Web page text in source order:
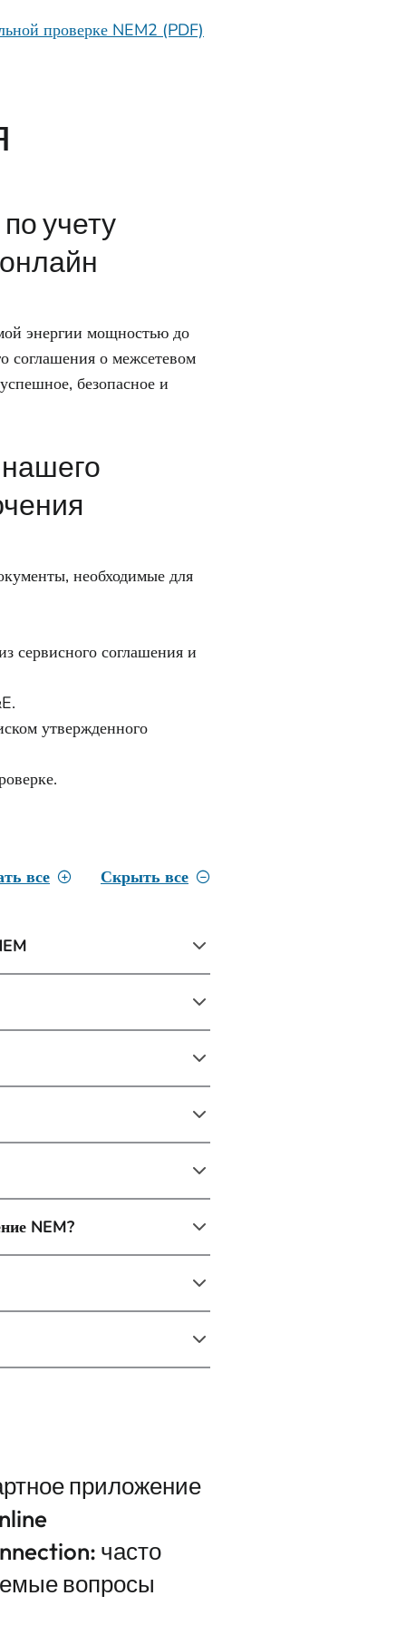
проверке NEM2 (PDF)
учету
энергии мощностью до
соглашения о межсетевом
безопасное и
необходимые для
сервисного соглашения и
утвержденного
все Скрыть все
NEM?
приложение
часто
вопросы